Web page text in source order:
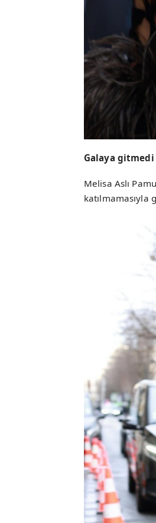
Galaya gitmedi
Melisa Aslı
katılmamasıyla